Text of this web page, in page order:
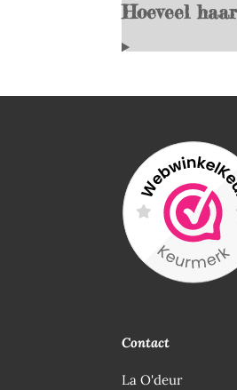
Hoeveel
Contact
La O'deur